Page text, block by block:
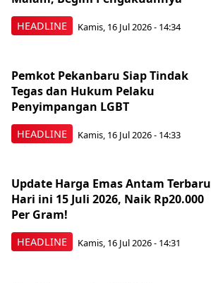
HEADLINE Kamis, 16 Jul 2026 - 14:34
HEADLINE
Pemkot Pekanbaru Siap Tindak
Tegas dan Hukum Pelaku
Penyimpangan LGBT
Kamis, 16 Jul 2026 - 14:33
HEADLINE
Update Harga Emas Antam Terbaru
Hari ini 15 Juli 2026, Naik Rp20.000
Per Gram!
Kamis, 16 Jul 2026 - 14:31